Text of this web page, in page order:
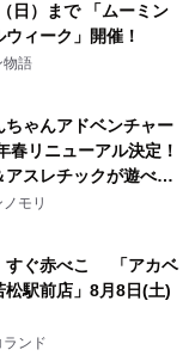
日）まで 「ムーミン
ィーク」開催！
物語
ちゃんアドベンチャー
春リニューアル決定！
アスレチックが遊べる
「ラスト！ドキがム
」始動
モリ
すぐ赤べこ 「アカベ
松駅前店」8月8日(土)
ンド